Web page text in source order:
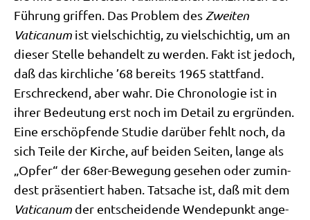
Füh­rung grif­fen. Das Pro­blem desZwei­ten
Vaticanum ist viel­schich­tig, zu viel­schich­tig, um an
die­ser Stel­le behan­delt zu wer­den. Fakt ist jedoch,
daß das kirch­li­che ’68 bereits 1965 statt­fand.
Erschreckend, aber wahr. Die Chro­no­lo­gie ist in
ihrer Bedeu­tung erst noch im Detail zu ergrün­den.
Eine erschöp­fen­de Stu­die dar­über fehlt noch, da
sich Tei­le der Kir­che, auf bei­den Sei­ten, lan­ge als
„Opfer“ der 68er-Bewe­gung gese­hen oder zumin­
dest prä­sen­tiert haben. Tat­sa­che ist, daß mit dem
Vati­ca­num der ent­schei­den­de Wen­de­punkt ange­